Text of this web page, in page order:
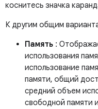
коснитесь значка
К другим общим
Память :
использования
использование
памяти, общий
средний объем
свободной памяти